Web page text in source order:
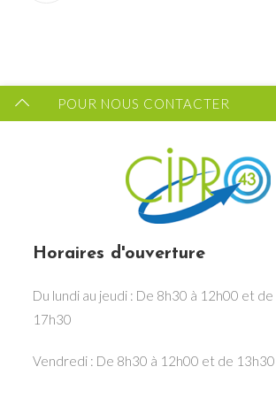
POUR NOUS CONTACTER
Horaires d'ouverture
Du lundi au jeudi : De 8h30 à 12h00 et
17h30
Vendredi : De 8h30 à 12h00 et de